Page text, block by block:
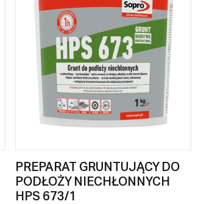
PREPARAT GRUNTUJĄCY DO
PODŁOŻY NIECHŁONNYCH
HPS 673/1